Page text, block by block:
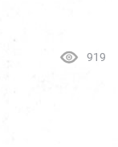
919